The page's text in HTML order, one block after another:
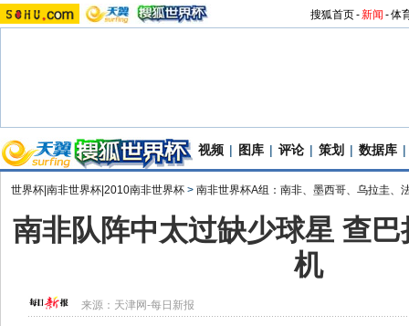
搜狐首页-新闻 -体
视频 | 图库 | 评论 | 策划 | 数据库 |
世界杯|南非世界杯|2010南非世界杯 > 南非世界杯A组：南非、墨西哥、乌拉圭、
南非队阵中太过缺少球星 查
机
来源： 天津网-每日新报